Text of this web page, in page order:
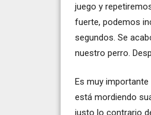
juego y
fuerte, podemos
segundos. Se
nuestro perro.
Es muy
está mordiendo
justo lo contrario